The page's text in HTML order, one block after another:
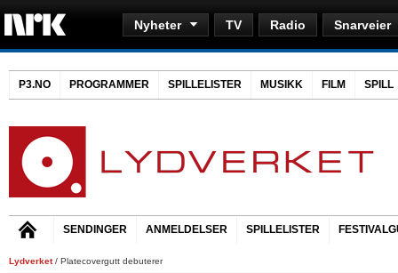
Nyheter TV Radio Snarveier
P3.NO PROGRAMMER SPILLELISTER MUSIKK FILM SPILL
SENDINGER ANMELDELSER SPILLELISTER
Lydverket/ Platecovergutt debuterer